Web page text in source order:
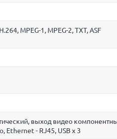
MPEG-1, MPEG-2, TXT, ASF
выход видео
Ethernet - RJ45, USB x 3